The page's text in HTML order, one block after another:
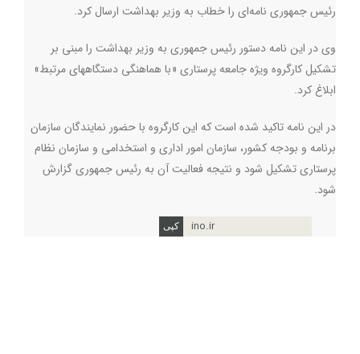
رئیس جمهوری نامه‌ای را خطاب به وزیر بهداشت ارسال کرد.
وی در این نامه دستور رئیس جمهوری به وزیر بهداشت را مبنی بر
تشکیل کارگروه ویژه جامعه پرستاری «با هماهنگی دستگاههای مرتبط»
ابلاغ کرد.
در این نامه تاکید شده است که این کارگروه با حضور نمایندگان سازمان
برنامه و بودجه کشور، سازمان امور اداری و استخدامی و سازمان نظام
پرستاری تشکیل شود و نتیجه فعالیت آن به رئیس جمهوری گزارش
شود.
ino.ir